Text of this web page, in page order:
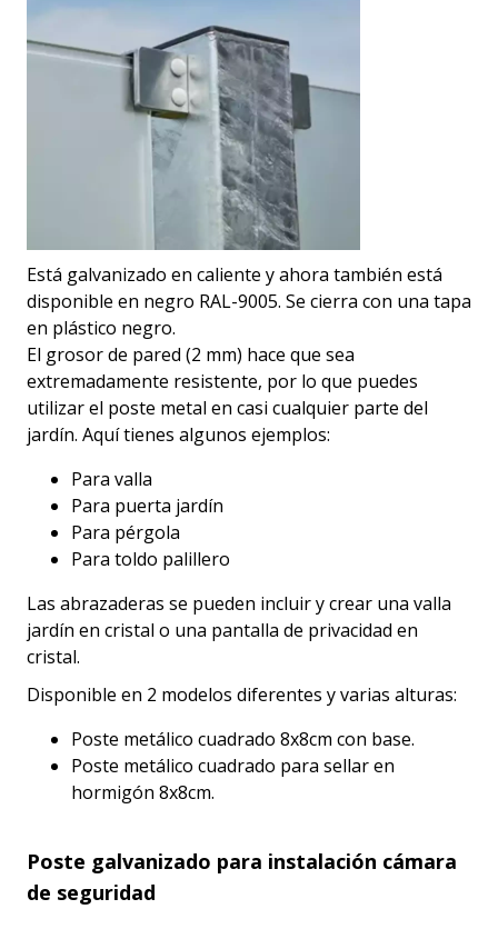
Está galvanizado en caliente y ahora también está
disponible en negro RAL-9005. Se cierra con una tapa
en plástico negro.
El grosor de pared (2 mm) hace que sea
extremadamente resistente, por lo que puedes
utilizar el poste metal en casi cualquier parte del
jardín. Aquí tienes algunos ejemplos:
Para valla
Para puerta jardín
Para pérgola
Para toldo palillero
Las abrazaderas se pueden incluir y crear una valla
jardín en cristal o una pantalla de privacidad en
cristal.
Disponible en 2 modelos diferentes y varias alturas:
Poste metálico cuadrado 8x8cm con base.
Poste metálico cuadrado para sellar en
hormigón 8x8cm.
Poste galvanizado para instalación cámara
de seguridad